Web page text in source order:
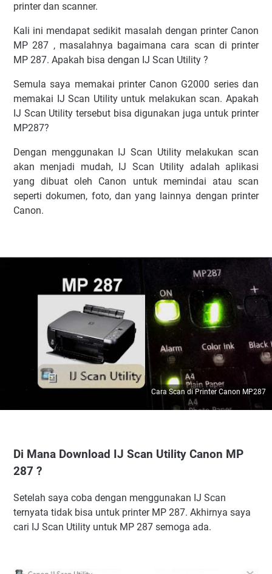
printer dan scanner.
Kali ini mendapat sedikit masalah dengan printer Canon
MP 287 , masalahnya bagaimana cara scan di printer
MP 287. Apakah bisa dengan IJ Scan Utility ?
Semula saya memakai printer Canon G2000 series dan
memakai IJ Scan Utility untuk melakukan scan. Apakah
IJ Scan Utility tersebut bisa digunakan juga untuk printer
MP287?
Dengan menggunakan IJ Scan Utility melakukan scan
akan menjadi mudah, IJ Scan Utility adalah aplikasi
yang dibuat oleh Canon untuk memindai atau scan
seperti dokumen, foto, dan yang lainnya dengan printer
Canon.
Cara Scan di Printer Canon MP287
Di Mana Download IJ Scan Utility Canon MP
287 ?
Setelah saya coba dengan menggunakan IJ Scan
ternyata tidak bisa untuk printer MP 287. Akhirnya saya
cari IJ Scan Utility untuk MP 287 semoga ada.